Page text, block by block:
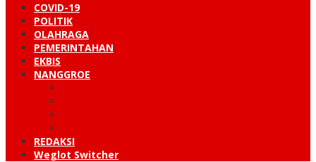
COVID-19
POLITIK
OLAHRAGA
PEMERINTAHAN
EKBIS
NANGGROE
REDAKSI
Weglot Switcher